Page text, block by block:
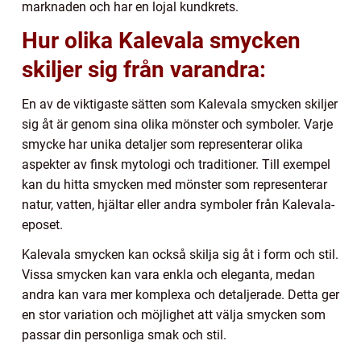
marknaden och har en lojal kundkrets.
Hur olika Kalevala smycken
skiljer sig från varandra:
En av de viktigaste sätten som Kalevala smycken skiljer
sig åt är genom sina olika mönster och symboler. Varje
smycke har unika detaljer som representerar olika
aspekter av finsk mytologi och traditioner. Till exempel
kan du hitta smycken med mönster som representerar
natur, vatten, hjältar eller andra symboler från Kalevala-
eposet.
Kalevala smycken kan också skilja sig åt i form och stil.
Vissa smycken kan vara enkla och eleganta, medan
andra kan vara mer komplexa och detaljerade. Detta ger
en stor variation och möjlighet att välja smycken som
passar din personliga smak och stil.